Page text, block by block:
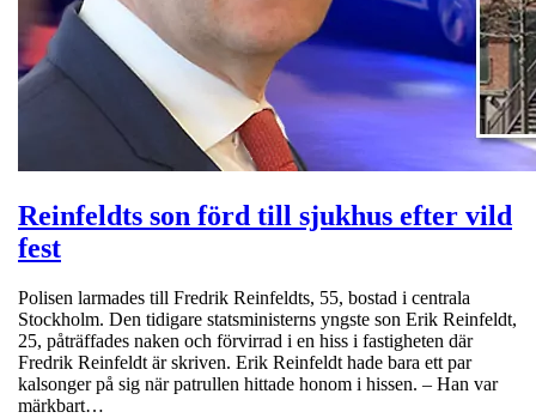
Reinfeldts son förd till sjukhus efter vild
fest
Polisen larmades till Fredrik Reinfeldts, 55, bostad i centrala
Stockholm. Den tidigare statsministerns yngste son Erik Reinfeldt,
25, påträffades naken och förvirrad i en hiss i fastigheten där
Fredrik Reinfeldt är skriven. Erik Reinfeldt hade bara ett par
kalsonger på sig när patrullen hittade honom i hissen. – Han var
märkbart…